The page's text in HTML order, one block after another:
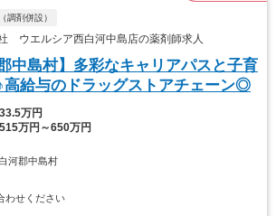
調剤併設）
ウエルシア西白河中島店の薬剤師求人
中島村】多彩なキャリアパスと子育
高給与のドラッグストアチェーン◎
万円
515万円～650万円
河郡中島村
わせください